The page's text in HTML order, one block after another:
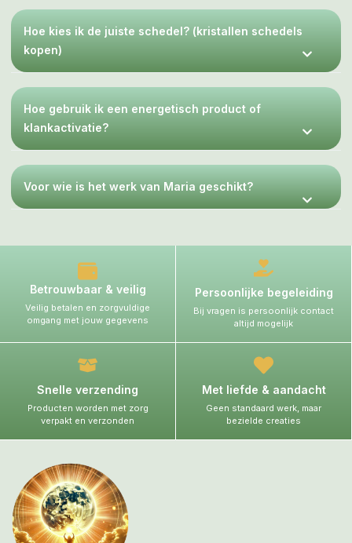
Hoe kies ik de juiste schedel? (kristallen schedels
kopen)
Hoe gebruik ik een energetisch product of
klankactivatie?
Voor wie is het werk van Maria geschikt?
Betrouwbaar & veilig
Veilig betalen en zorgvuldige
omgang met jouw gegevens
Persoonlijke begeleiding
Bij vragen is persoonlijk contact
altijd mogelijk
Snelle verzending
Producten worden met zorg
verpakt en verzonden
Met liefde & aandacht
Geen standaard werk, maar
bezielde creaties